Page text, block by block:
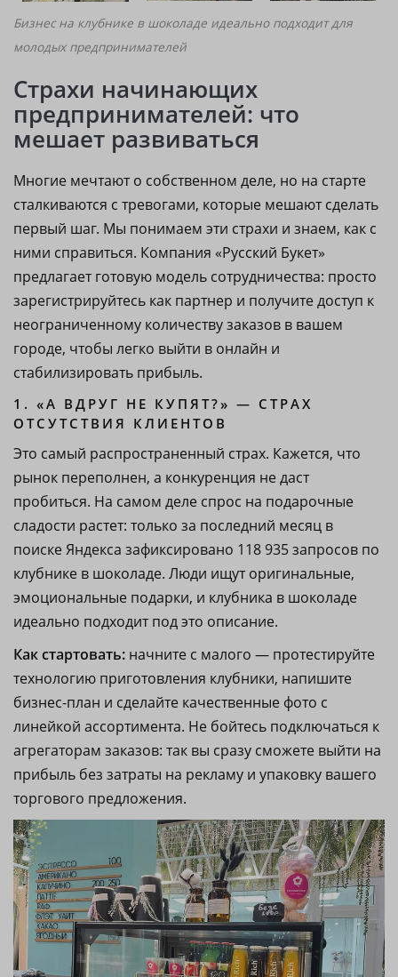
Бизнес на клубнике в шоколаде идеально подходит для
молодых предпринимателей
Страхи начинающих
предпринимателей: что
мешает развиваться
Многие мечтают о собственном деле, но на старте
сталкиваются с тревогами, которые мешают сделать
первый шаг. Мы понимаем эти страхи и знаем, как с
ними справиться. Компания «Русский Букет»
предлагает готовую модель сотрудничества: просто
зарегистрируйтесь как партнер и получите доступ к
неограниченному количеству заказов в вашем
городе, чтобы легко выйти в онлайн и
стабилизировать прибыль.
1. «А ВДРУГ НЕ КУПЯТ?» — СТРАХ
ОТСУТСТВИЯ КЛИЕНТОВ
Это самый распространенный страх. Кажется, что
рынок переполнен, а конкуренция не даст
пробиться. На самом деле спрос на подарочные
сладости растет: только за последний месяц в
поиске Яндекса зафиксировано 118 935 запросов по
клубнике в шоколаде. Люди ищут оригинальные,
эмоциональные подарки, и клубника в шоколаде
идеально подходит под это описание.
Как стартовать: начните с малого — протестируйте
технологию приготовления клубники, напишите
бизнес-план и сделайте качественные фото с
линейкой ассортимента. Не бойтесь подключаться к
агрегаторам заказов: так вы сразу сможете выйти на
прибыль без затраты на рекламу и упаковку вашего
торгового предложения.